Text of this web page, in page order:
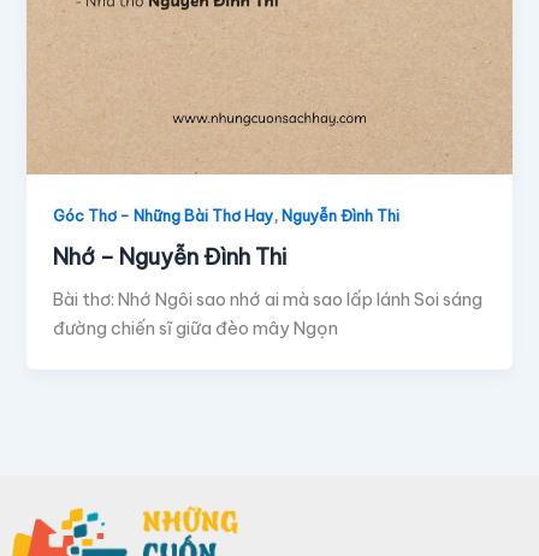
Góc Thơ - Những Bài Thơ Hay,Nguyễn Đình Thi
Nhớ – Nguyễn Đình Thi
Bài thơ: Nhớ Ngôi sao nhớ ai mà sao lấp lánh Soi sáng
đường chiến sĩ giữa đèo mây Ngọn